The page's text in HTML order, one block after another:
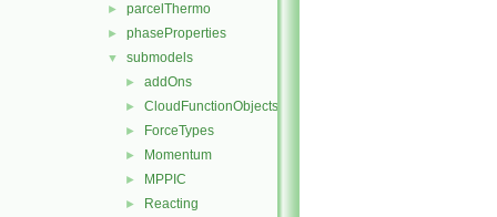
► parcelThermo
► phaseProperties
▼ submodels
► addOns
► CloudFunctionObjects
► ForceTypes
► Momentum
► MPPIC
► Reacting